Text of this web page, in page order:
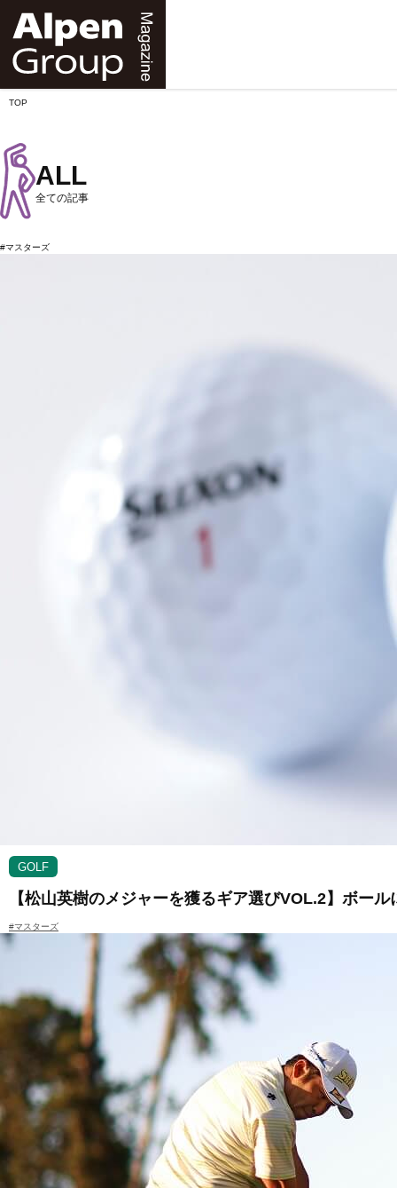
TOP
ALL
全ての記事
#マスターズ
GOLF
【松山英樹のメジャーを獲るギア選びVOL.2】ボー
#マスターズ